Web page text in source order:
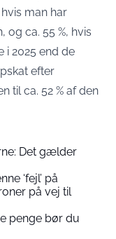
man har
og ca. 55 %, hvis
i 2025 end de
efter
til ca. 52 % af den
Det gælder
‘fejl’ på
på vej til
penge bør du